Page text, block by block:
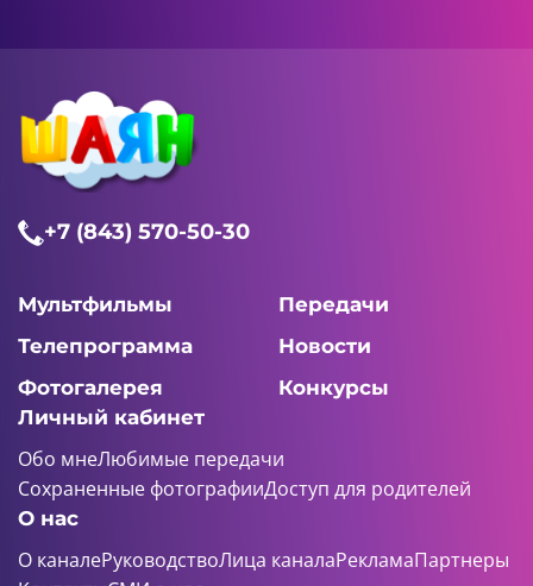
+7 (843) 570-50-30
Мультфильмы
Передачи
Телепрограмма
Новости
Фотогалерея
Конкурсы
Личный кабинет
Обо мнеЛюбимые передачи
Сохраненные фотографииДоступ для родителей
О нас
О каналеРуководствоЛица каналаРекламаПартнеры